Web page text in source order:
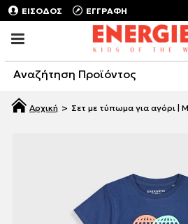
ΕΙΣΟΔΟΣ ΕΓΓΡΑΦΗ
Σετ με τύπωμα για αγόρι |